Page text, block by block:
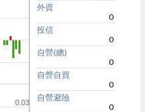
0.03
外資
0
投信
0
自營(總)
0
自營自買
0
自營避險
0